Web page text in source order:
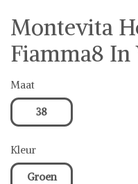
Montevita
Fiamma8 In
Maat
38
Kleur
Groen